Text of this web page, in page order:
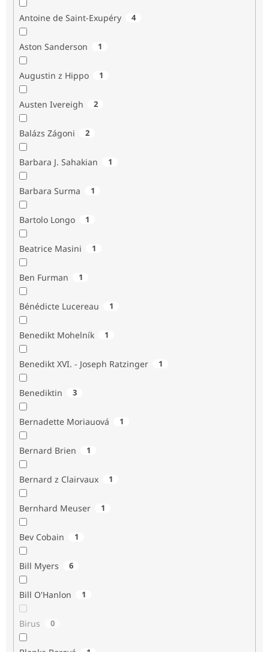
Antoine de Saint-Exupéry 4
Aston Sanderson 1
Augustin z Hippo 1
Austen Ivereigh 2
Balázs Zágoni 2
Barbara J. Sahakian 1
Barbara Surma 1
Bartolo Longo 1
Beatrice Masini 1
Ben Furman 1
Bénédicte Lucereau 1
Benedikt Mohelník 1
Benedikt XVI. - Joseph Ratzinger 1
Benediktin 3
Bernadette Moriauová 1
Bernard Brien 1
Bernard z Clairvaux 1
Bernhard Meuser 1
Bev Cobain 1
Bill Myers 6
Bill O'Hanlon 1
Birus 0